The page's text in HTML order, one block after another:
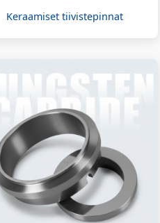
Keraamiset tiivistepinnat